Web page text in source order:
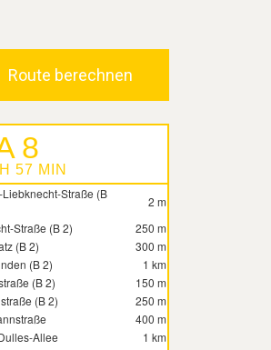
Route berechnen
8
57 MIN
Straße (B
2 m
Straße (B 2)
250 m
(B 2)
300 m
(B 2)
1 km
(B 2)
150 m
(B 2)
250 m
400 m
Allee
1 km